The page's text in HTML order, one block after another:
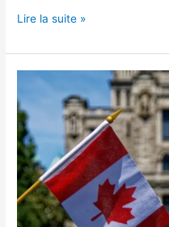
Lire la suite »
immigrants
surpassent
les
Canadiens
de
souche
dans
la